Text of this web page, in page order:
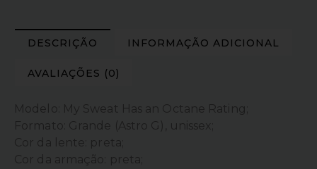
DESCRIÇÃO INFORMAÇÃO ADICIONAL
AVALIAÇÕES (0)
Modelo: My Sweat Has an Octane Rating;
Formato: Grande (Astro G), unissex;
Cor da lente: preta;
Cor da armação: preta;